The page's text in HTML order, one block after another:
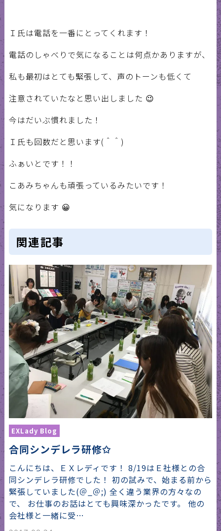
Ｉ氏は電話を一番にとってくれます！
電話のしゃべりで気になることは何点かありますが、
私も最初はとても緊張して、声のトーンも低くて
注意されていたなと思い出しました 😉
今はだいぶ慣れました！
Ｉ氏も回数だと思います(＾＾)
ふぁいとです！！
こあみちゃんも頑張っているみたいです！
気になります 😀
関連記事
EXLady Blog
合同シンデレラ研修✩
こんにちは、ＥＸレディです！ 8/19はＥ社様との合
同シンデレラ研修でした！ 初の試みで、始まる前から
緊張していました(＠_＠;) 全く違う業界の方々なの
で、 お仕事のお話はとても興味深かったです。 他の
会社様と一緒に受…